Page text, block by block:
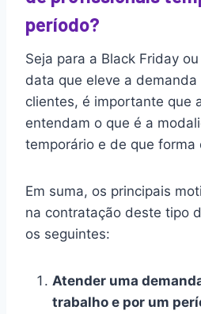
período?
Seja para a Black Friday
data que eleve a
clientes, é importante que
entendam o que é a
temporário e de que forma
Em suma, os principais
na contratação deste tipo
os seguintes:
Atender uma
trabalho e por um